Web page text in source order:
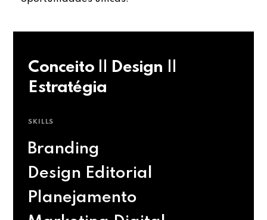
Conceito || Design ||
Estratégia
SKILLS
Branding
Design Editorial
Planejamento